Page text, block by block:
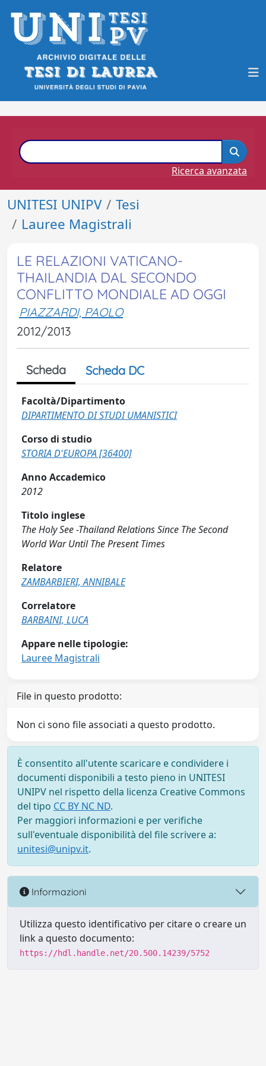
Ricerca avanzata
UNITESI UNIPV
Tesi
Lauree Magistrali
LE RELAZIONI VATICANO-
THAILANDIA DAL SECONDO
CONFLITTO MONDIALE AD OGGI
PIAZZARDI, PAOLO
2012/2013
Scheda Scheda DC
Facoltà/Dipartimento
DIPARTIMENTO DI STUDI UMANISTICI
Corso di studio
STORIA D'EUROPA [36400]
Anno Accademico
2012
Titolo inglese
The Holy See -Thailand Relations Since The Second
World War Until The Present Times
Relatore
ZAMBARBIERI, ANNIBALE
Correlatore
BARBAINI, LUCA
Appare nelle tipologie:
Lauree Magistrali
File in questo prodotto:
Non ci sono file associati a questo prodotto.
È consentito all'utente scaricare e condividere i
documenti disponibili a testo pieno in UNITESI
UNIPV nel rispetto della licenza Creative Commons
del tipo CC BY NC ND.
Per maggiori informazioni e per verifiche
sull'eventuale disponibilità del file scrivere a:
unitesi@unipv.it.
Informazioni
Utilizza questo identificativo per citare o creare un
link a questo documento:
https://hdl.handle.net/20.500.14239/5752